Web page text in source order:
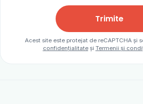
Trimite
Acest site este protejat de reCAPTCHA și
confidențialitateși Termenii și